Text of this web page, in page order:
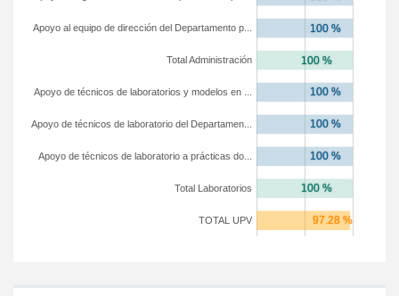
TOTAL UPV
Total Laboratorios
Apoyo de técnicos de laboratorio a prácticas do...
Apoyo de técnicos de laboratorio del Departamen...
Apoyo de técnicos de laboratorios y modelos en ...
Total Administración
Apoyo al equipo de dirección del Departamento p...